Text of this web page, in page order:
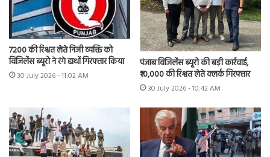
7200 की रिश्वत लेते निजी व्यक्ति को
विजिलेंस ब्यूरो ने रंगे हाथों गिरफ्तार किया
30 July 2026 - 11:02 AM
पंजाब विजिलेंस ब्यूरो की बड़ी कार्रवाई,
₹10,000 की रिश्वत लेते क्लर्क गिरफ्तार
30 July 2026 - 10:42 AM